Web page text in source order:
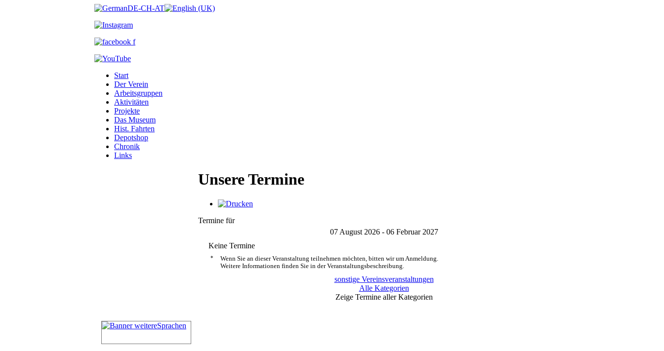
Start
Der Verein
Arbeitsgruppen
Aktivitäten
Projekte
Das Museum
Hist. Fahrten
Depotshop
Chronik
Links
Unsere Termine
Termine für
07 August 2026 - 06 Februar 2027
Keine Termine
*
Wenn Sie an dieser Veranstaltung teilnehmen möchten, bitten wir um Anmeldung.
Weitere Informationen finden Sie in der Veranstaltungsbeschreibung.
sonstige Vereinsveranstaltungen
Alle Kategorien
Zeige Termine aller Kategorien